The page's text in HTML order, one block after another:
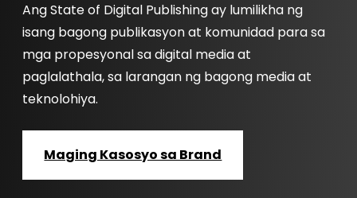
Ang State of Digital Publishing ay lumilikha ng
isang bagong publikasyon at komunidad para sa
mga propesyonal sa digital media at
paglalathala, sa larangan ng bagong media at
teknolohiya.
Maging Kasosyo sa Brand